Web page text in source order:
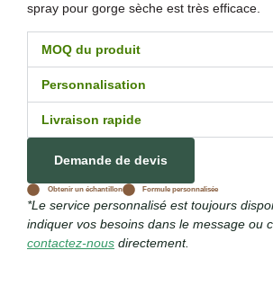
spray pour gorge sèche est très efficace.
MOQ du produit
Personnalisation
Livraison rapide
Demande de devis
Obtenir un échantillon Formule personnalisée
*Le service personnalisé est toujours
indiquer vos besoins dans le message ou
contactez-nous directement.